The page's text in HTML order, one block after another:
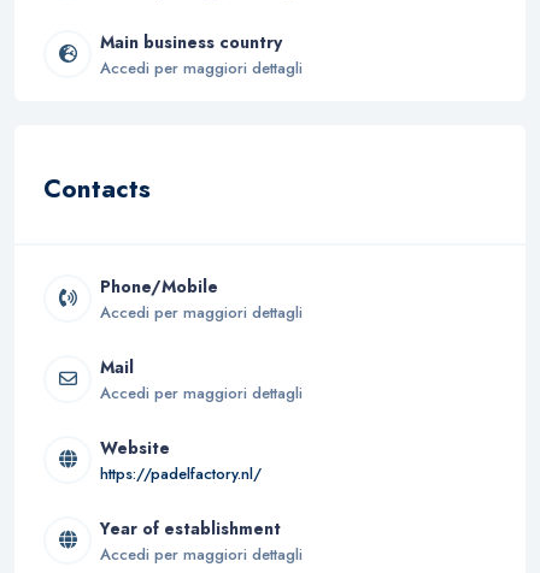
Main business country
Accedi per maggiori dettagli
Contacts
Phone/Mobile
Accedi per maggiori dettagli
Mail
Accedi per maggiori dettagli
Website
https://padelfactory.nl/
Year of establishment
Accedi per maggiori dettagli